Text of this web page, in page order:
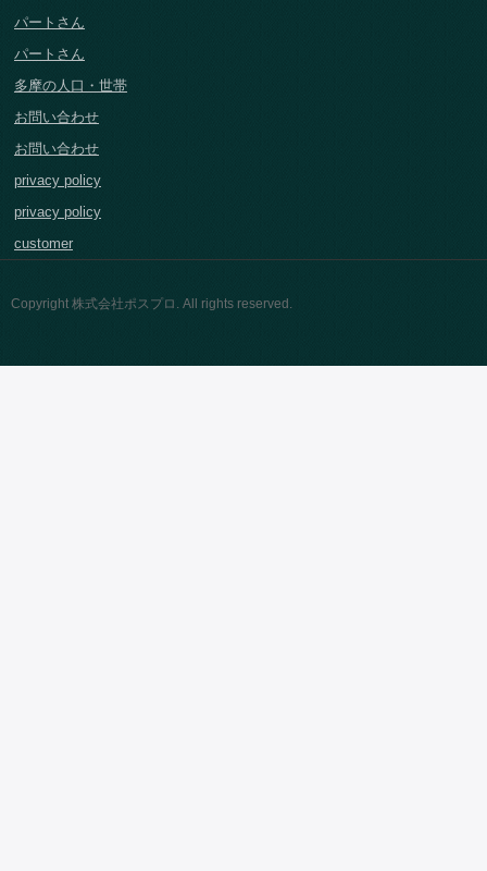
パートさん
パートさん
多摩の人口・世帯
お問い合わせ
お問い合わせ
privacy policy
privacy policy
customer
Copyright 株式会社ポスプロ. All rights reserved.